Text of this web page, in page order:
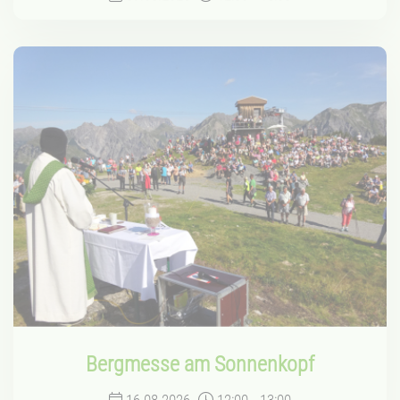
Bergmesse am Sonnenkopf